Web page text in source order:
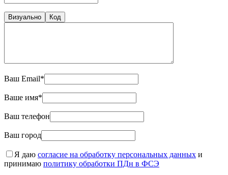
Визуально Код
Ваш Email*
Ваше имя*
Ваш телефон
Ваш город
Я даю согласие на обработку персональных данных и
принимаю политику обработки ПДн в ФСЭ